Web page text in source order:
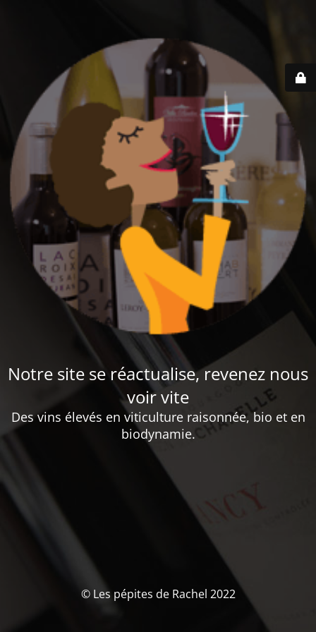
Notre site se réactualise, revenez nous
voir vite
Des vins élevés en viticulture raisonnée, bio et en
biodynamie.
© Les pépites de Rachel 2022